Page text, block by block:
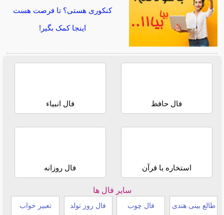
کنکوری هستی؟ تا فرصت هست
اینجا کمک بگیر!
فال حافظ فال انبیاء
استخاره با قرآن فال روزانه
سایر فال ها
طالع بینی هندی فال چوب فال روز تولد تعبیر خواب